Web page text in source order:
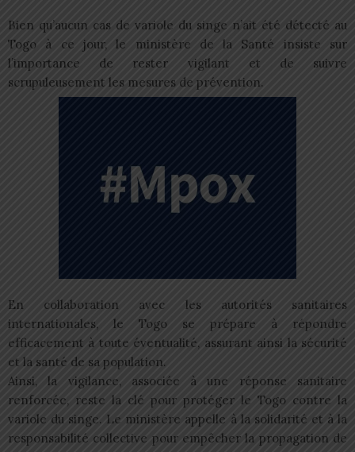
Bien qu’aucun cas de variole du singe n’ait été détecté au
Togo à ce jour, le ministère de la Santé insiste sur
l’importance de rester vigilant et de suivre
scrupuleusement les mesures de prévention.
En collaboration avec les autorités sanitaires
internationales, le Togo se prépare à répondre
efficacement à toute éventualité, assurant ainsi la sécurité
et la santé de sa population.
Ainsi, la vigilance, associée à une réponse sanitaire
renforcée, reste la clé pour protéger le Togo contre la
variole du singe. Le ministère appelle à la solidarité et à la
responsabilité collective pour empêcher la propagation de